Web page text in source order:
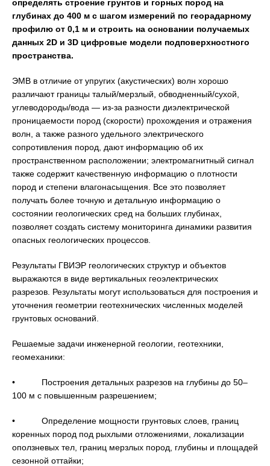
определять строение грунтов и горных пород на
глубинах до 400 м с шагом измерений по георадарному
профилю от 0,1 м и строить на основании получаемых
данных 2D и 3D цифровые модели подповерхностного
пространства.
ЭМВ в отличие от упругих (акустических) волн хорошо
различают границы талый/мерзлый, обводненный/сухой,
углеводороды/вода — из-за разности диэлектрической
проницаемости пород (скорости) прохождения и отражения
волн, а также разного удельного электрического
сопротивления пород, дают информацию об их
пространственном расположении; электромагнитный сигнал
также содержит качественную информацию о плотности
пород и степени влагонасыщения. Все это позволяет
получать более точную и детальную информацию о
состоянии геологических сред на больших глубинах,
позволяет создать систему мониторинга динамики развития
опасных геологических процессов.
Результаты ГВИЭР геологических структур и объектов
выражаются в виде вертикальных геоэлектрических
разрезов. Результаты могут использоваться для построения и
уточнения геометрии геотехнических численных моделей
грунтовых оснований.
Решаемые задачи инженерной геологии, геотехники,
геомеханики:
• Построения детальных разрезов на глубины до 50–
100 м с повышенным разрешением;
• Определение мощности грунтовых слоев, границ
коренных пород под рыхлыми отложениями, локализации
оползневых тел, границ мерзлых пород, глубины и площадей
сезонной оттайки;